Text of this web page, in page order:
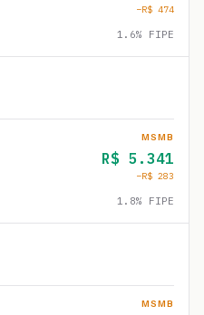
−R$ 474
1.6% FIPE
MSMB
R$ 5.341
−R$ 283
1.8% FIPE
MSMB